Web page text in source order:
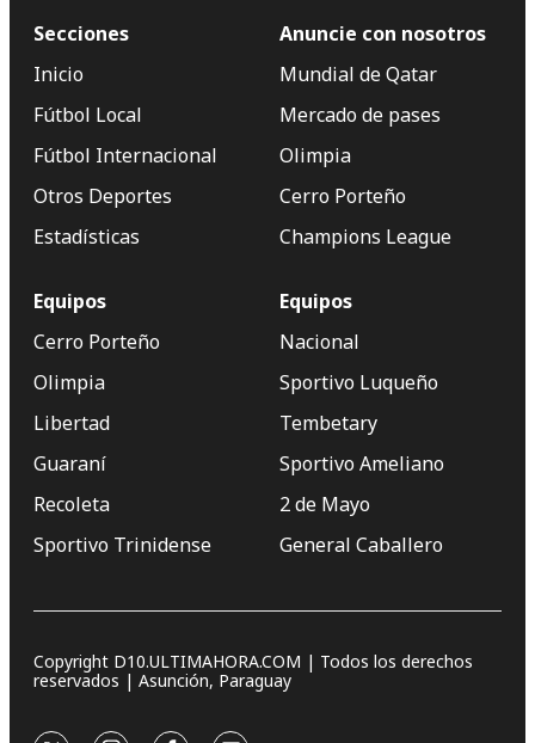
Secciones
Inicio
Fútbol Local
Fútbol Internacional
Otros Deportes
Estadísticas
Anuncie con nosotros
Mundial de Qatar
Mercado de pases
Olimpia
Cerro Porteño
Champions League
Equipos
Cerro Porteño
Olimpia
Libertad
Guaraní
Recoleta
Sportivo Trinidense
Equipos
Nacional
Sportivo Luqueño
Tembetary
Sportivo Ameliano
2 de Mayo
General Caballero
Copyright D10.ULTIMAHORA.COM | Todos los derechos
reservados | Asunción, Paraguay